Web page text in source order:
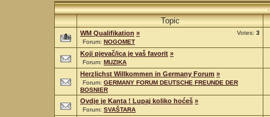
Topic
Votes: 3
WM Qualifikation »
Forum: NOGOMET
Koji pjevač/ica je vaš favorit »
Forum: MUZIKA
Herzlichst Willkommen in Germany Forum »
Forum: GERMANY FORUM DEUTSCHE FREUNDE DER
BOSNIER
Ovdje je Kanta ! Lupaj koliko hoćeš »
Forum: SVAŠTARA